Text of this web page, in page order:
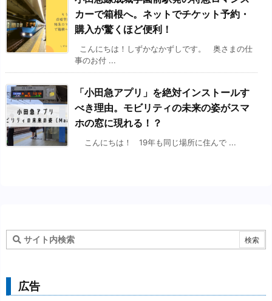
カーで箱根へ。ネットでチケット予約・
購入が驚くほど便利！
こんにちは！しずかなかずしです。 奥さまの仕
事のお付 ...
「小田急アプリ」を絶対インストールす
べき理由。モビリティの未来の姿がスマ
ホの窓に現れる！？
こんにちは！ 19年も同じ場所に住んで ...
広告